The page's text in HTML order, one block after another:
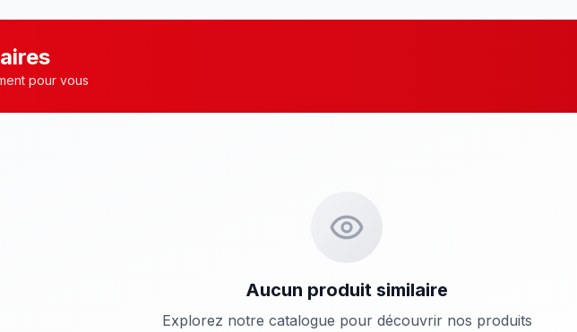
pour vous
Aucun produit similaire
Explorez notre catalogue pour découvrir nos produits